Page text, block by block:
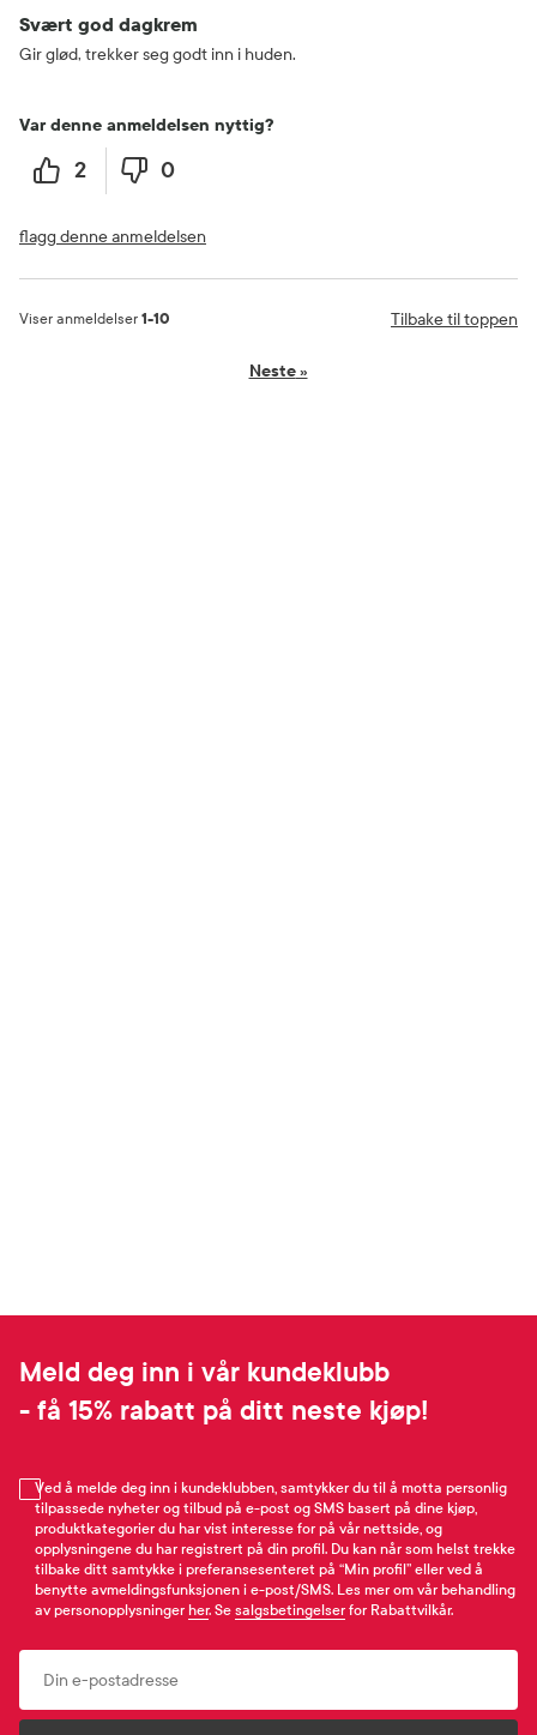
Svært god dagkrem
Gir glød, trekker seg godt inn i huden.
Var denne anmeldelsen nyttig?
2 0
flagg denne anmeldelsen
Viser anmeldelser 1-10 Tilbake til toppen
Neste»
Meld deg inn i vår kundeklubb
- få 15% rabatt på ditt neste kjøp!
Ved å melde deg inn i kundeklubben, samtykker du til å motta personlig
tilpassede nyheter og tilbud på e-post og SMS basert på dine kjøp,
produktkategorier du har vist interesse for på vår nettside, og
opplysningene du har registrert på din profil. Du kan når som helst trekke
tilbake ditt samtykke i preferansesenteret på “Min profil” eller ved å
benytte avmeldingsfunksjonen i e-post/SMS. Les mer om vår behandling
av personopplysninger her. Se salgsbetingelser for Rabattvilkår.